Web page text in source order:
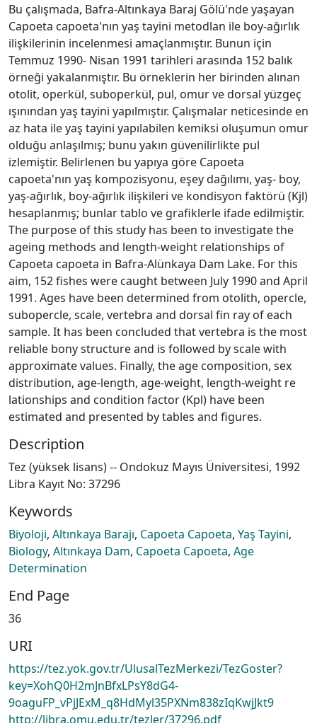
Bu çalışmada, Bafra-Altınkaya Baraj Gölü'nde yaşayan
Capoeta capoeta'nın yaş tayini metodlan ile boy-ağırlık
ilişkilerinin incelenmesi amaçlanmıştır. Bunun için
Temmuz 1990- Nisan 1991 tarihleri arasında 152 balık
örneği yakalanmıştır. Bu örneklerin her birinden alınan
otolit, operkül, suboperkül, pul, omur ve dorsal yüzgeç
ışınından yaş tayini yapılmıştır. Çalışmalar neticesinde en
az hata ile yaş tayini yapılabilen kemiksi oluşumun omur
olduğu anlaşılmış; bunu yakın güvenilirlikte pul
izlemiştir. Belirlenen bu yapıya göre Capoeta
capoeta'nın yaş kompozisyonu, eşey dağılımı, yaş- boy,
yaş-ağırlık, boy-ağırlık ilişkileri ve kondisyon faktörü (Kjl)
hesaplanmış; bunlar tablo ve grafiklerle ifade edilmiştir.
The purpose of this study has been to investigate the
ageing methods and length-weight relationships of
Capoeta capoeta in Bafra-Alünkaya Dam Lake. For this
aim, 152 fishes were caught between July 1990 and April
1991. Ages have been determined from otolith, opercle,
subopercle, scale, vertebra and dorsal fin ray of each
sample. It has been concluded that vertebra is the most
reliable bony structure and is followed by scale with
approximate values. Finally, the age composition, sex
distribution, age-length, age-weight, length-weight re
lationships and condition factor (Kpl) have been
estimated and presented by tables and figures.
Description
Tez (yüksek lisans) -- Ondokuz Mayıs Üniversitesi, 1992
Libra Kayıt No: 37296
Keywords
Biyoloji, Altınkaya Barajı, Capoeta Capoeta, Yaş Tayini,
Biology, Altınkaya Dam, Capoeta Capoeta, Age
Determination
End Page
36
URI
https://tez.yok.gov.tr/UlusalTezMerkezi/TezGoster?
key=XohQ0H2mJnBfxLPsY8dG4-
9oaguFP_vPjJExM_q8HdMyl35PXNm838zIqKwjJkt9
http://libra.omu.edu.tr/tezler/37296.pdf